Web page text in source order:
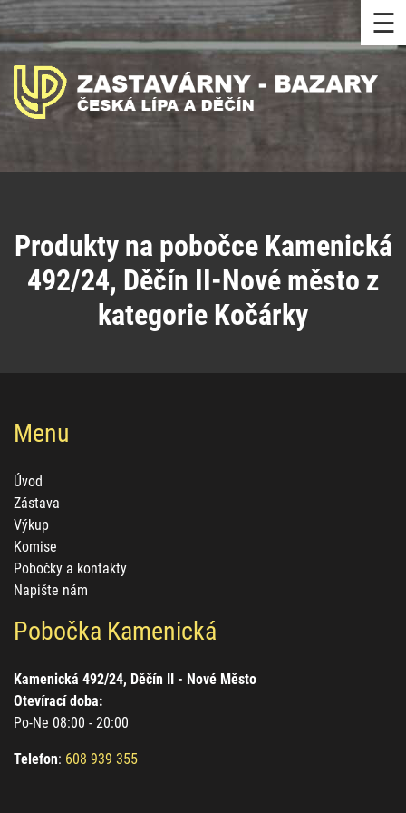
☰
Produkty na pobočce Kamenická
492/24, Děčín II-Nové město z
kategorie Kočárky
Menu
Úvod
Zástava
Výkup
Komise
Pobočky a kontakty
Napište nám
Pobočka Kamenická
Kamenická 492/24, Děčín II - Nové Město
Otevírací doba:
Po-Ne 08:00 - 20:00
Telefon: 608 939 355